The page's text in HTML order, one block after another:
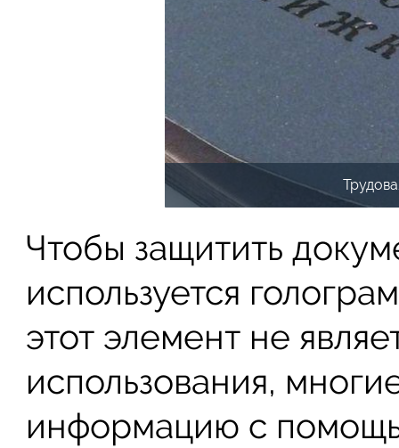
Чтобы защитить
используется
этот элемент не
использования,
информацию с